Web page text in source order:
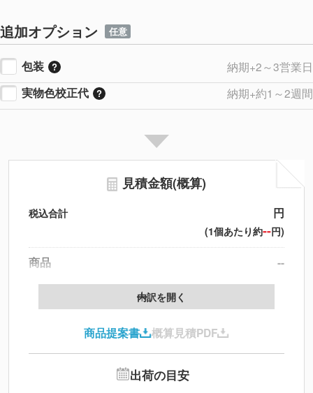
追加オプション 任意
包装
納期+2～3営業日
実物色校正代
納期+約1～2週間
見積金額(概算)
税込合計 円
(1個あたり約--円)
商品
--
製版代
印刷代
北海道・沖縄・離島 別途
内訳を開く
商品提案書 概算見積PDF
出荷の目安